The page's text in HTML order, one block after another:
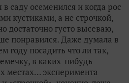
саду осеменился и когда рос
кустиками, а не строчкой,
достаточно густо высеваю,
понравился. Даже думала в
году посадить что ли так,
в каких-нибудь
местах… эксперимента